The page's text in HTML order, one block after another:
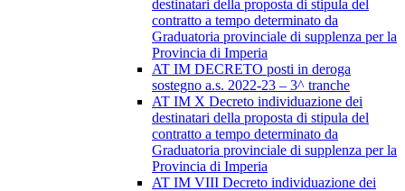
destinatari della proposta di stipula del
contratto a tempo determinato da
Graduatoria provinciale di supplenza per la
Provincia di Imperia
AT IM DECRETO posti in deroga
sostegno a.s. 2022-23 – 3^ tranche
AT IM X Decreto individuazione dei
destinatari della proposta di stipula del
contratto a tempo determinato da
Graduatoria provinciale di supplenza per la
Provincia di Imperia
AT IM VIII Decreto individuazione dei